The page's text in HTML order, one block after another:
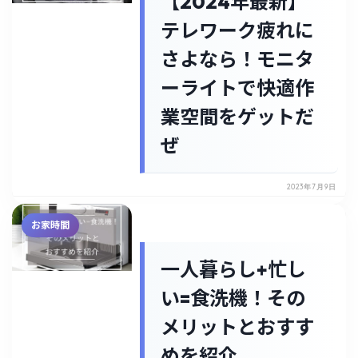
テレワーク疲れに
さよなら！モニタ
ーライトで快適作
業空間をゲットだ
ぜ
2023年7月9日
お家時間
一人暮らし+忙し
い=食洗機！その
メリットとおすす